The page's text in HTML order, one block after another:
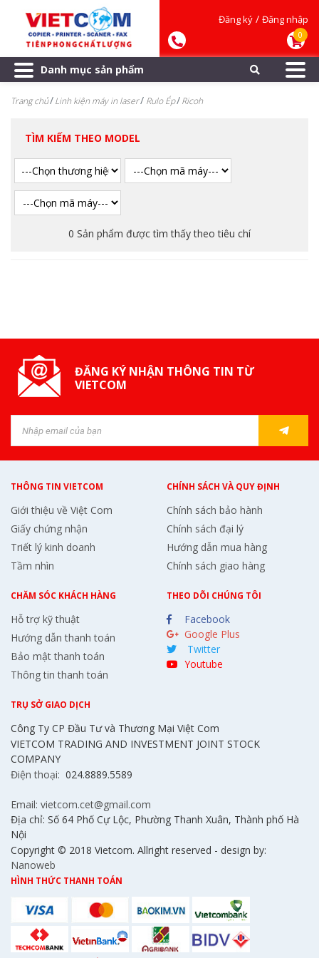
Đăng ký / Đăng nhập
0
Danh mục sản phẩm
Trang chủ Linh kiện máy in laser Rulo Ép Ricoh
TÌM KIẾM THEO MODEL
0 Sản phẩm được tìm thấy theo tiêu chí
ĐĂNG KÝ NHẬN THÔNG TIN TỪ
VIETCOM
THÔNG TIN VIETCOM
Giới thiệu về Việt Com
Giấy chứng nhận
Triết lý kinh doanh
Tầm nhìn
CHÍNH SÁCH VÀ QUY ĐỊNH
Chính sách bảo hành
Chính sách đại lý
Hướng dẫn mua hàng
Chính sách giao hàng
CHĂM SÓC KHÁCH HÀNG
Hỗ trợ kỹ thuật
Hướng dẫn thanh toán
Bảo mật thanh toán
Thông tin thanh toán
THEO DÕI CHÚNG TÔI
Facebook
Google Plus
Twitter
Youtube
TRỤ SỞ GIAO DỊCH
Công Ty CP Đầu Tư và Thương Mại Việt Com
VIETCOM TRADING AND INVESTMENT JOINT STOCK
COMPANY
Điện thoại: 024.8889.5589
Email: vietcom.cet@gmail.com
Địa chỉ: Số 64 Phố Cự Lộc, Phường Thanh Xuân, Thành phố Hà
Nội
Copyright © 2018 Vietcom. Allright reserved - design by:
Nanoweb
HÌNH THỨC THANH TOÁN